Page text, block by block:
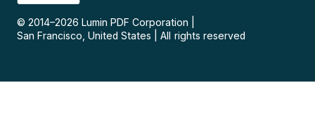
© 2014–2026 Lumin PDF Corporation
San Francisco, United States
All rights reserved